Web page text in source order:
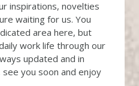
inspirations, novelties
waiting for us. You
area here, but
work life through our
updated and in
you soon and enjoy